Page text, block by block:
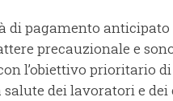
di pagamento anticipato
precauzionale e
l’obiettivo prioritario
dei lavoratori e dei